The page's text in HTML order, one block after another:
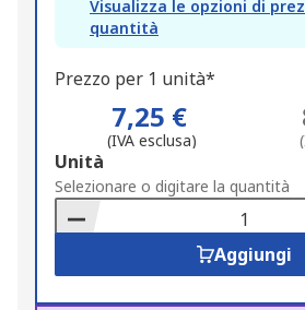
Visualizza le opzioni di
quantità
Prezzo per 1 unità*
7,25 €
(IVA esclusa)
Add
to
Basket
Unità
Selezionare o digitare la quantità
Aggiungi